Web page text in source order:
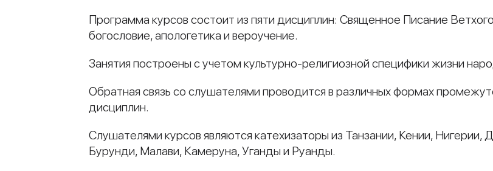
Программа курсов состоит из пяти дисциплин: Священное Писание
богословие, апологетика и вероучение.
Занятия построены с учетом культурно-религиозной специфики жизни
Обратная связь со слушателями проводится в различных формах
дисциплин.
Слушателями курсов являются катехизаторы из Танзании, Кении, Нигерии,
Бурунди, Малави, Камеруна, Уганды и Руанды.